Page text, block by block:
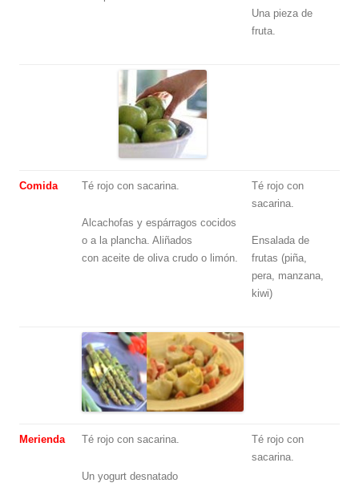
Una pieza de
fruta.
Comida Té rojo con sacarina.
Alcachofas y espárragos cocidos
o a la plancha. Aliñados
con aceite de oliva crudo o limón.
Té rojo con
sacarina.
Ensalada de
frutas (piña,
pera, manzana,
kiwi)
Merienda Té rojo con sacarina.
Un yogurt desnatado
Té rojo con
sacarina.